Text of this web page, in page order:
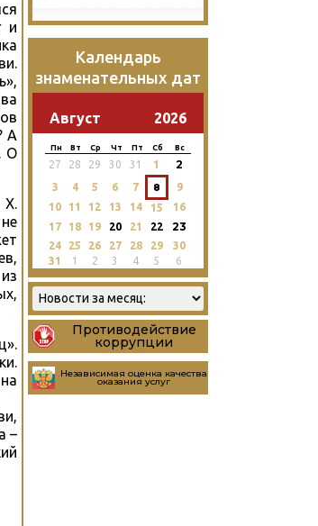
и
А
О
Х.
–
Календарь
знаменательных дат
Август 2026
Пн Вт Ср Чт Пт Сб Вс
27 28 29 30 31 1 2
3 4 5 6 7 8
9
10
11 12 13 14 15
16
17
18 19 20 21 22 23
24 25 26 27 28 29
30
31
1 2 3 4 5 6
Противодействие
коррупции
Независимая оценка качества
оказания услуг